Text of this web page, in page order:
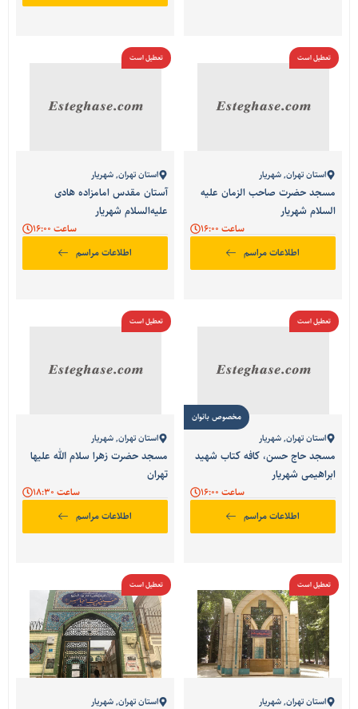
تعطیل است
استان تهران,شهریار
مسجد حضرت صاحب الزمان علیه
السلام شهریار
ساعت 16:00
اطلاعات مراسم
تعطیل است
استان تهران,شهریار
آستان مقدس امامزاده هادی
علیه‌السلام شهریار
ساعت 16:00
اطلاعات مراسم
تعطیل است
استان تهران,شهریار
مسجد حاج حسن، کافه کتاب شهید
ابراهیمی شهریار
ساعت 16:00
اطلاعات مراسم
مخصوص بانوان
تعطیل است
استان تهران,شهریار
مسجد حضرت زهرا سلام الله علیها
تهران
ساعت 18:30
اطلاعات مراسم
تعطیل است
استان تهران,شهریار
تعطیل است
استان تهران,شهریار